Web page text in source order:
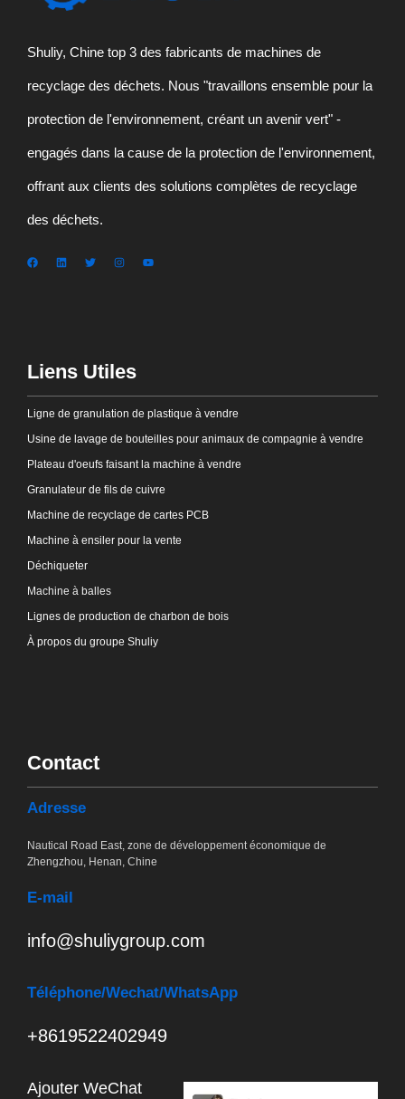
Shuliy, Chine top 3 des fabricants de machines de
recyclage des déchets. Nous "travaillons ensemble pour la
protection de l'environnement, créant un avenir vert" -
engagés dans la cause de la protection de l'environnement,
offrant aux clients des solutions complètes de recyclage
des déchets.
Liens Utiles
Ligne de granulation de plastique à vendre
Usine de lavage de bouteilles pour animaux de compagnie à vendre
Plateau d'oeufs faisant la machine à vendre
Granulateur de fils de cuivre
Machine de recyclage de cartes PCB
Machine à ensiler pour la vente
Déchiqueter
Machine à balles
Lignes de production de charbon de bois
À propos du groupe Shuliy
Contact
Adresse
Nautical Road East, zone de développement économique de
Zhengzhou, Henan, Chine
E-mail
info@shuliygroup.com
Téléphone/Wechat/WhatsApp
+8619522402949
Ajouter WeChat